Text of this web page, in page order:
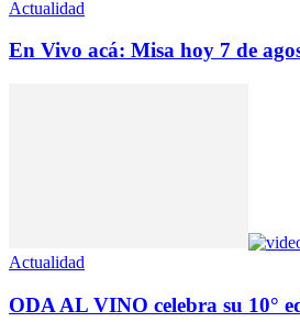
Actualidad
En Vivo acá: Misa hoy 7 de
Actualidad
ODA AL VINO celebra su 10°